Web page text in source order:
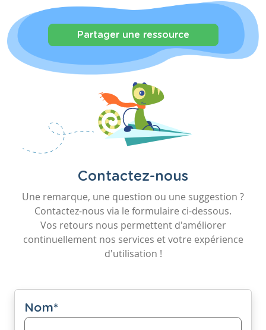
Partager une ressource
Contactez-nous
Une remarque, une question ou une suggestion ?
Contactez-nous via le formulaire ci-dessous.
Vos retours nous permettent d'améliorer
continuellement nos services et votre expérience
d'utilisation !
Nom*